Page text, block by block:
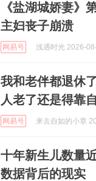
《盐湖城娇妻》
主妇丧子崩溃
网易号 浅遇时光 2026-
我和老伴都退休
人老了还是得靠
网易号 来去自如的小章
十年新生儿数量
数据背后的现实